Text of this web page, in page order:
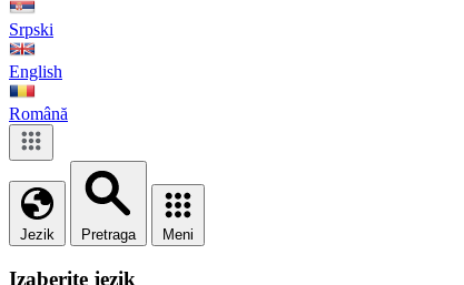
Srpski
English
Română
Jezik Pretraga Meni
Izaberite jezik